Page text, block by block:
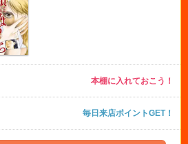
本棚に入れておこう！
毎日来店ポイントGET！